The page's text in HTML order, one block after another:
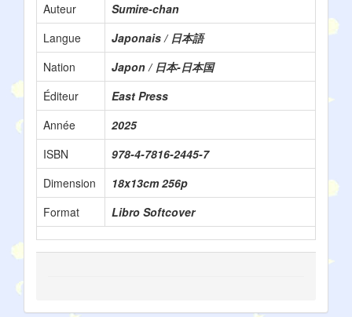
Auteur
Sumire-chan
Langue
Japonais / 日本語
Nation
Japon / 日本-日本国
Éditeur
East Press
Année
2025
ISBN
978-4-7816-2445-7
Dimension
18x13cm 256p
Format
Libro Softcover